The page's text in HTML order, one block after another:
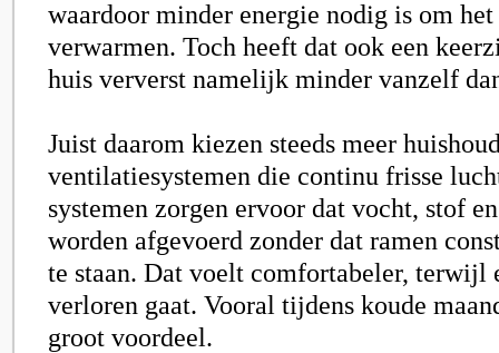
waardoor minder energie nodig is om
verwarmen. Toch heeft dat ook een
huis ververst namelijk minder vanzelf
Juist daarom kiezen steeds meer
ventilatiesystemen die continu frisse
systemen zorgen ervoor dat vocht, stof
worden afgevoerd zonder dat ramen
te staan. Dat voelt comfortabeler, terwijl
verloren gaat. Vooral tijdens koude
groot voordeel.